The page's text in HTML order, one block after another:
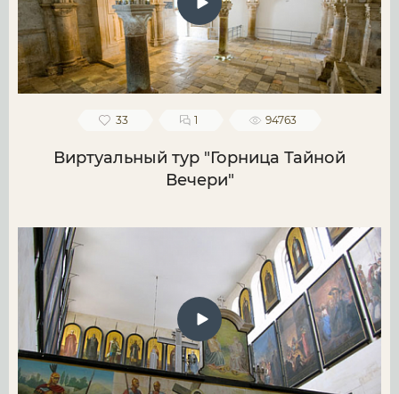
33 1 94763
Виртуальный тур "Горница Тайной
Вечери"